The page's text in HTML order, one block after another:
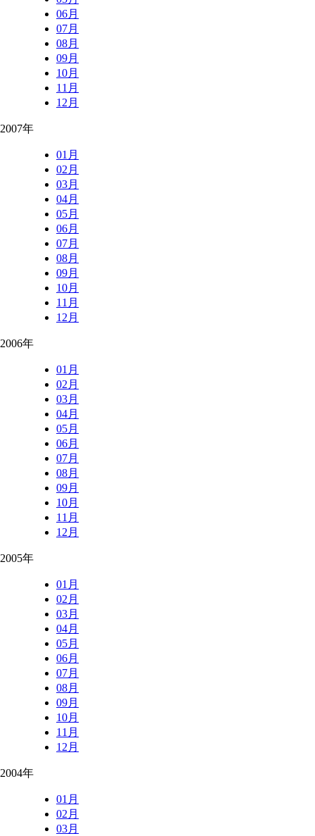
06月
07月
08月
09月
10月
11月
12月
2007年
01月
02月
03月
04月
05月
06月
07月
08月
09月
10月
11月
12月
2006年
01月
02月
03月
04月
05月
06月
07月
08月
09月
10月
11月
12月
2005年
01月
02月
03月
04月
05月
06月
07月
08月
09月
10月
11月
12月
2004年
01月
02月
03月